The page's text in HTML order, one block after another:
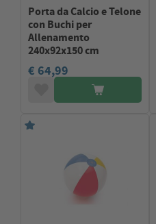
Porta da Calcio e Telone
con Buchi per
Allenamento
240x92x150 cm
€ 64,99